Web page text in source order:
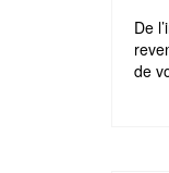
De
de